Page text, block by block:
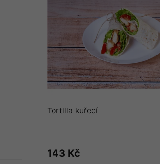
o
d
u
k
t
Tortilla kuřecí
143 Kč